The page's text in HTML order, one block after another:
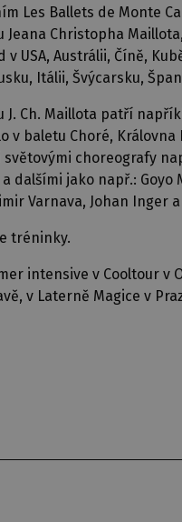
Les Ballets de Monte
Christopha
USA, Austrálii, Číně,
Itálii, Švýcarsku,
Ch. Maillota patří
v baletu Choré, Královna
choreografy
dalšími jako např.: Goyo
Varnava, Johan Inger
tréninky.
intensive v Cooltour v
v Laterně Magice v